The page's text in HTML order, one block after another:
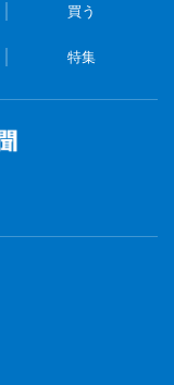
買う
特集